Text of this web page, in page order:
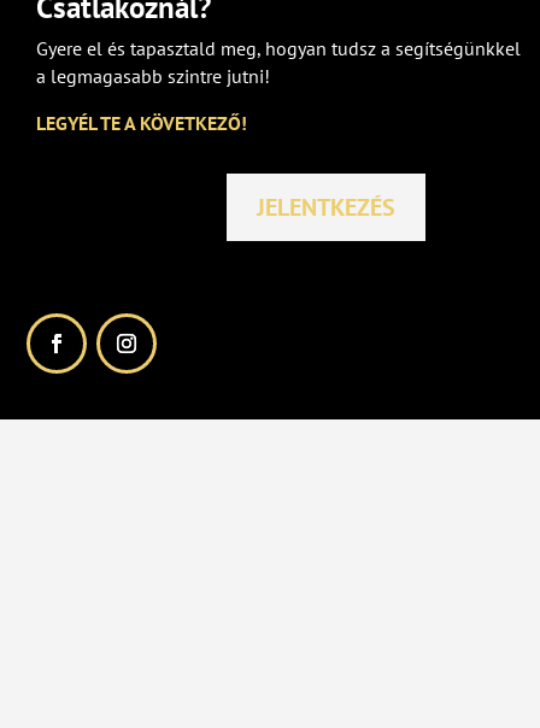
Gyere el és tapasztald meg, hogyan tudsz a segítségünkkel
a legmagasabb szintre jutni!
LEGYÉL TE A KÖVETKEZŐ!
JELENTKEZÉS